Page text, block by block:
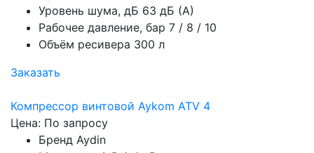
Уровень шума, дБ 63 дБ (А)
Рабочее давление, бар 7 / 8 / 10
Объём ресивера 300 л
Заказать
Компрессор винтовой Aykom ATV 4
Цена: По запросу
Бренд Aydin